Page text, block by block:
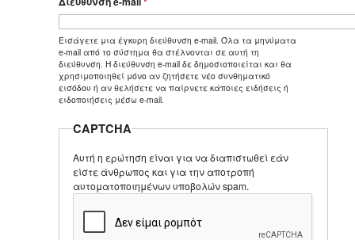
Εισάγετε μια έγκυρη διεύθυνση e-mail. Όλα τα μηνύματα
e-mail από το σύστημα θα στέλνονται σε αυτή τη
διεύθυνση. Η διεύθυνση e-mail δε δημοσιοποιείται και θα
χρησιμοποιηθεί μόνο αν ζητήσετε νέο συνθηματικό
εισόδου ή αν θελήσετε να παίρνετε κάποιες ειδήσεις ή
ειδοποιήσεις μέσω e-mail.
CAPTCHA
Αυτή η ερώτηση είναι για να διαπιστωθεί εάν
είστε άνθρωπος και για την αποτροπή
αυτοματοποιημένων υποβολών spam.